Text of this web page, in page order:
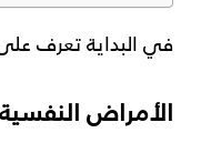
في البداية تعرف
الأمراض النفسية